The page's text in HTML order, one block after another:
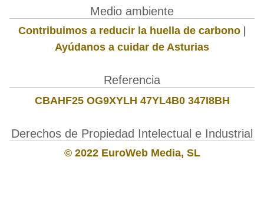
Medio ambiente
Contribuimos a reducir la huella de carbono|
Ayúdanos a cuidar de Asturias
Referencia
CBAHF25 OG9XYLH 47YL4B0 347I8BH
Derechos de Propiedad Intelectual e Industrial
© 2022 EuroWeb Media, SL